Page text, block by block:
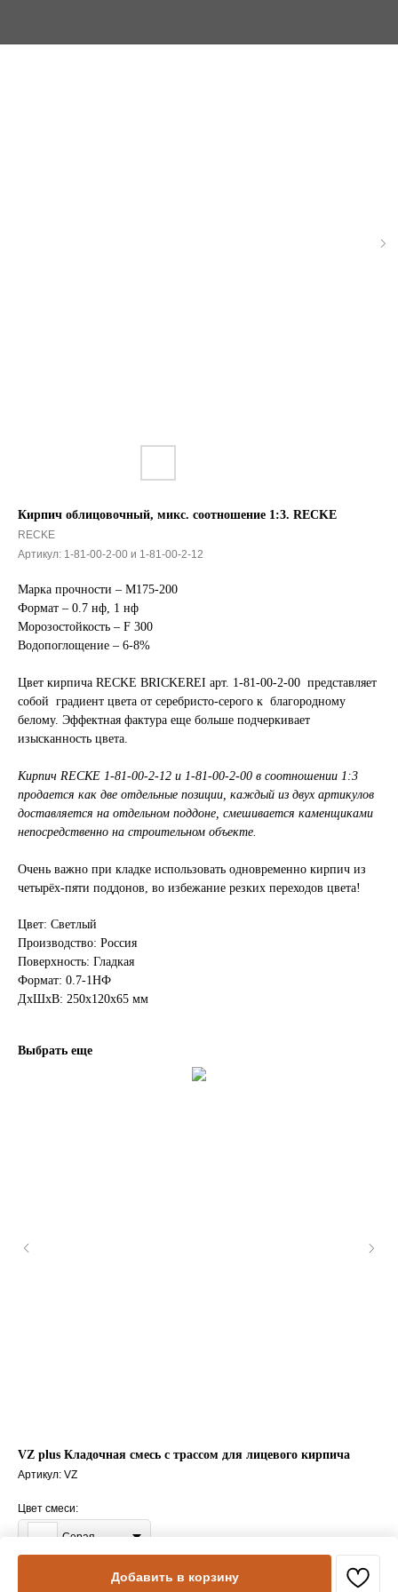
Кирпич облицовочный, микс. соотношение 1:3. RECKE
RECKE
Артикул: 1-81-00-2-00 и 1-81-00-2-12
Добавить в корзину
Марка прочности – М175-200
Формат – 0.7 нф, 1 нф
Морозостойкость – F 300
Водопоглощение – 6-8%
Цвет кирпича RECKE BRICKEREI арт. 1-81-00-2-00 представляет
собой градиент цвета от серебристо-серого к благородному
белому. Эффектная фактура еще больше подчеркивает
изысканность цвета.
Кирпич RECKE 1-81-00-2-12 и 1-81-00-2-00 в соотношении 1:3
продается как две отдельные позиции, каждый из двух артикулов
доставляется на отдельном поддоне, смешивается каменщиками
непосредственно на строительном объекте.
Очень важно при кладке использовать одновременно кирпич из
четырёх-пяти поддонов, во избежание резких переходов цвета!
Цвет: Светлый
Производство: Россия
Поверхность: Гладкая
Формат: 0.7-1НФ
ДxШxВ: 250x120x65 мм
Выбрать еще
VZ plus Кладочная смесь с трассом для лицевого кирпича
Артикул: VZ
Цвет смеси:
Серая